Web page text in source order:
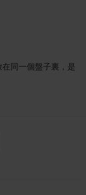
同一個盤子裏，是